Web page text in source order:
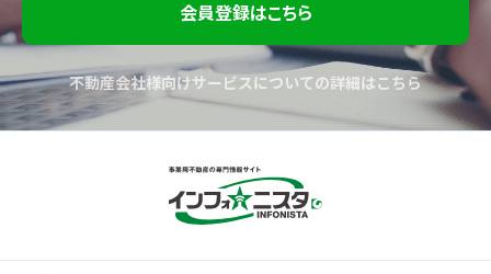
会員登録はこちら
不動産会社様向けサービスについての詳細はこちら